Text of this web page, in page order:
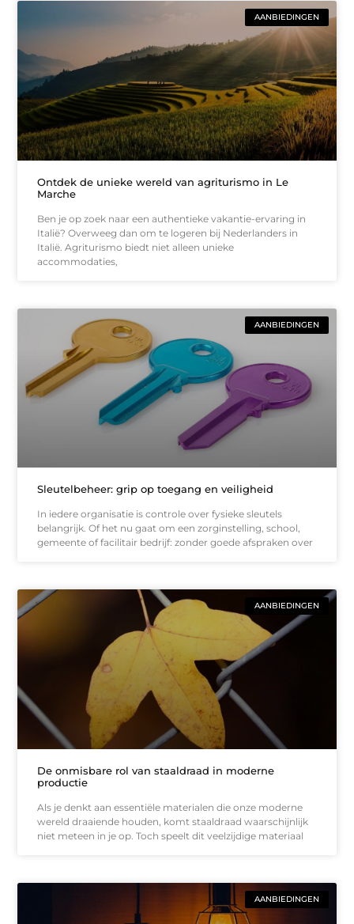
AANBIEDINGEN
Ontdek de unieke wereld van agriturismo in Le
Marche
Ben je op zoek naar een authentieke vakantie-ervaring in
Italië? Overweeg dan om te logeren bij Nederlanders in
Italië. Agriturismo biedt niet alleen unieke
accommodaties,
AANBIEDINGEN
Sleutelbeheer: grip op toegang en veiligheid
In iedere organisatie is controle over fysieke sleutels
belangrijk. Of het nu gaat om een zorginstelling, school,
gemeente of facilitair bedrijf: zonder goede afspraken over
AANBIEDINGEN
De onmisbare rol van staaldraad in moderne
productie
Als je denkt aan essentiële materialen die onze moderne
wereld draaiende houden, komt staaldraad waarschijnlijk
niet meteen in je op. Toch speelt dit veelzijdige materiaal
AANBIEDINGEN